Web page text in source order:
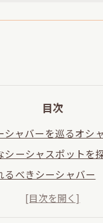
目次
ャバーを巡るオシ
シーシャスポットを
るべきシーシャバー
ための理想的なルート
ャタイムを過ごすた